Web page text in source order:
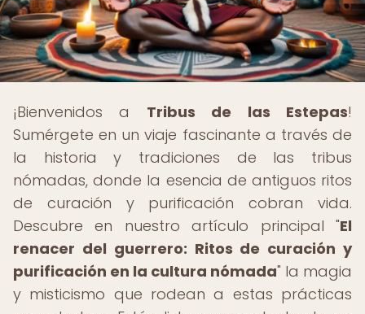
¡Bienvenidos a Tribus de las Estepas!
Sumérgete en un viaje fascinante a través de
la historia y tradiciones de las tribus
nómadas, donde la esencia de antiguos ritos
de curación y purificación cobran vida.
Descubre en nuestro artículo principal "El
renacer del guerrero: Ritos de curación y
purificación en la cultura nómada" la magia
y misticismo que rodean a estas prácticas